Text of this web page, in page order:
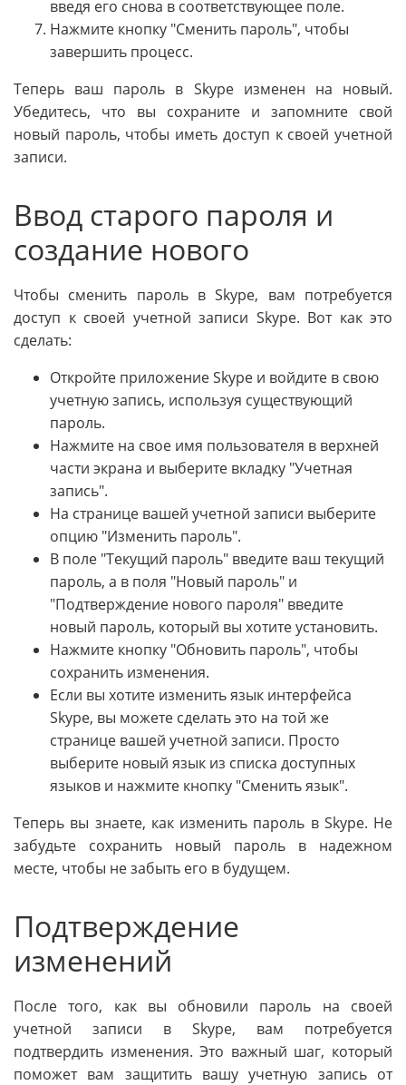
введя его снова в соответствующее поле.
Нажмите кнопку "Сменить пароль", чтобы
завершить процесс.
Теперь ваш пароль в Skype изменен на новый.
Убедитесь, что вы сохраните и запомните свой
новый пароль, чтобы иметь доступ к своей учетной
записи.
Ввод старого пароля и
создание нового
Чтобы сменить пароль в Skype, вам потребуется
доступ к своей учетной записи Skype. Вот как это
сделать:
Откройте приложение Skype и войдите в свою
учетную запись, используя существующий
пароль.
Нажмите на свое имя пользователя в верхней
части экрана и выберите вкладку "Учетная
запись".
На странице вашей учетной записи выберите
опцию "Изменить пароль".
В поле "Текущий пароль" введите ваш текущий
пароль, а в поля "Новый пароль" и
"Подтверждение нового пароля" введите
новый пароль, который вы хотите установить.
Нажмите кнопку "Обновить пароль", чтобы
сохранить изменения.
Если вы хотите изменить язык интерфейса
Skype, вы можете сделать это на той же
странице вашей учетной записи. Просто
выберите новый язык из списка доступных
языков и нажмите кнопку "Сменить язык".
Теперь вы знаете, как изменить пароль в Skype. Не
забудьте сохранить новый пароль в надежном
месте, чтобы не забыть его в будущем.
Подтверждение
изменений
После того, как вы обновили пароль на своей
учетной записи в Skype, вам потребуется
подтвердить изменения. Это важный шаг, который
поможет вам защитить вашу учетную запись от